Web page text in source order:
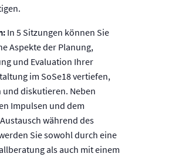
In 5 Sitzungen können Sie
Aspekte der Planung,
und Evaluation Ihrer
im SoSe18 vertiefen,
diskutieren. Neben
Impulsen und dem
während des
Sie sowohl durch eine
als auch mit einem